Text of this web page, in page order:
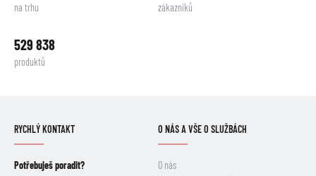
na trhu zákazníků
529 838
produktů
RYCHLÝ KONTAKT
Potřebuješ poradit?
O NÁS A VŠE O SLUŽBÁCH
O nás